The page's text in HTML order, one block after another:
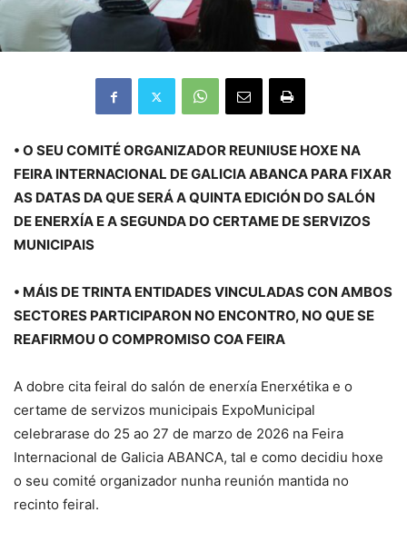
• O SEU COMITÉ ORGANIZADOR REUNIUSE HOXE NA
FEIRA INTERNACIONAL DE GALICIA ABANCA PARA FIXAR
AS DATAS DA QUE SERÁ A QUINTA EDICIÓN DO SALÓN
DE ENERXÍA E A SEGUNDA DO CERTAME DE SERVIZOS
MUNICIPAIS
• MÁIS DE TRINTA ENTIDADES VINCULADAS CON AMBOS
SECTORES PARTICIPARON NO ENCONTRO, NO QUE SE
REAFIRMOU O COMPROMISO COA FEIRA
A dobre cita feiral do salón de enerxía Enerxétika e o
certame de servizos municipais ExpoMunicipal
celebrarase do 25 ao 27 de marzo de 2026 na Feira
Internacional de Galicia ABANCA, tal e como decidiu hoxe
o seu comité organizador nunha reunión mantida no
recinto feiral.